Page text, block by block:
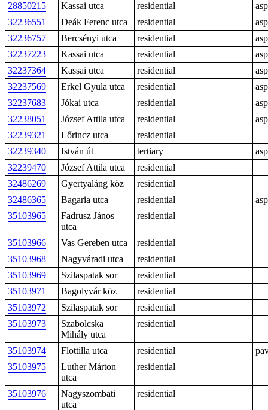
28850215
Kassai utca residential
32236551
Deák Ferenc utca residential
32236757
Bercsényi utca residential
32237223
Kassai utca residential
32237364
Kassai utca residential
32237569
Erkel Gyula utca residential
32237683
Jókai utca residential
32238051
József Attila utca residential
32239321
Lőrincz utca
residential
32239340
István út tertiary
32239470
József Attila utca
residential
32486269
Gyertyaláng köz
residential
32486365
Bagaria utca residential
35103965
Fadrusz János
utca
residential
35103966 Vas Gereben utca
residential
35103968
Nagyváradi utca
residential
35103969
Szilaspatak sor
residential
35103971
Bagolyvár köz
residential
35103972
Szilaspatak sor
residential
35103973
Szabolcska
Mihály utca
residential
35103974 Flottilla utca residential
35103975
Luther Márton
utca
residential
35103976
Nagyszombati
utca
residential